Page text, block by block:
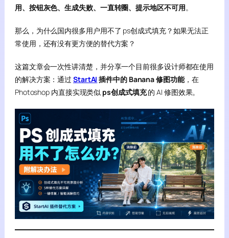
用、按钮灰色、生成失败、一直转圈、提示地区不可用。
那么，为什么国内很多用户用不了 ps创成式填充？如果无法正
常使用，还有没有更方便的替代方案？
这篇文章会一次性讲清楚，并分享一个目前很多设计师都在使用
的解决方案：通过StartAI 插件中的 Banana 修图功能，在
Photoshop 内直接实现类似 ps创成式填充的 AI 修图效果。